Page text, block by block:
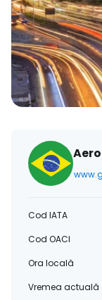
Cod IATA
Cod OACI
Ora locală
Vremea actuală